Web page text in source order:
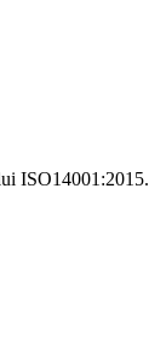
ISO14001:2015.